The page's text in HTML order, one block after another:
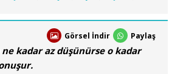
Görsel İndir Paylaş
kadar az düşünürse o kadar